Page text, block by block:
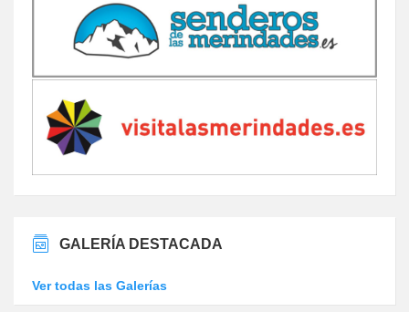
GALERÍA DESTACADA
Ver todas las Galerías